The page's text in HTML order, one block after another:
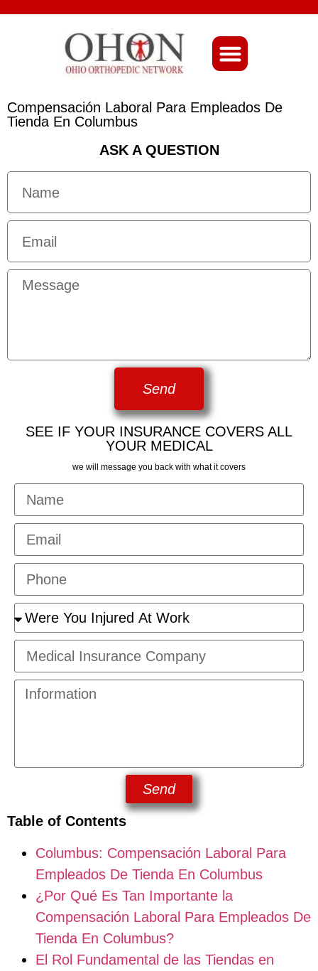
Compensación Laboral Para Empleados De
Tienda En Columbus
ASK A QUESTION
Send
SEE IF YOUR INSURANCE COVERS ALL
YOUR MEDICAL
we will message you back with what it covers
Send
Table of Contents
Columbus: Compensación Laboral Para
Empleados De Tienda En Columbus
¿Por Qué Es Tan Importante la
Compensación Laboral Para Empleados De
Tienda En Columbus?
El Rol Fundamental de las Tiendas en